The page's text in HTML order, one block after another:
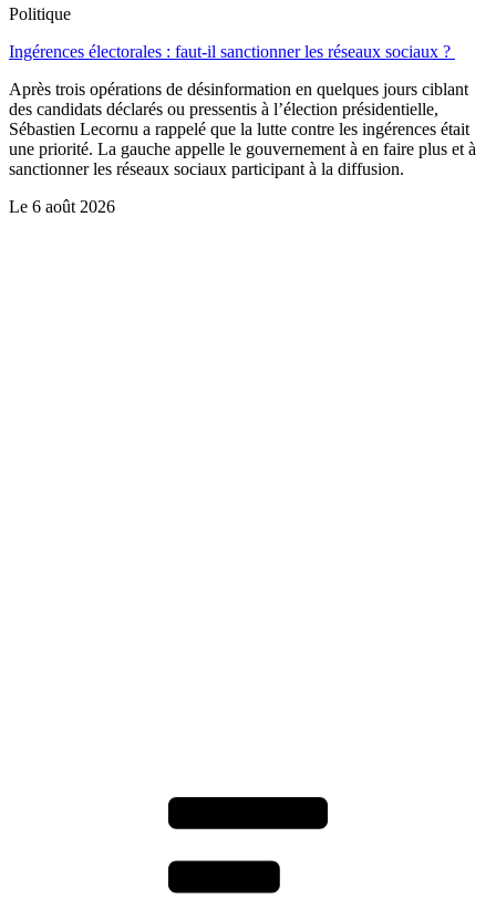
Politique
Ingérences électorales : faut-il sanctionner les réseaux sociaux ?
Après trois opérations de désinformation en quelques jours ciblant
des candidats déclarés ou pressentis à l’élection présidentielle,
Sébastien Lecornu a rappelé que la lutte contre les ingérences était
une priorité. La gauche appelle le gouvernement à en faire plus et à
sanctionner les réseaux sociaux participant à la diffusion.
Le 6 août 2026